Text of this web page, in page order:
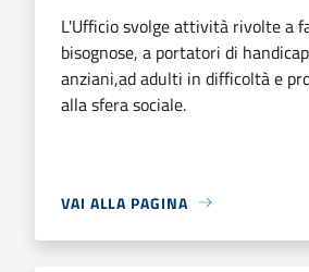
L'Ufficio svolge attività rivolte a
bisognose, a portatori di
anziani,ad adulti in difficoltà e
alla sfera sociale.
VAI ALLA PAGINA